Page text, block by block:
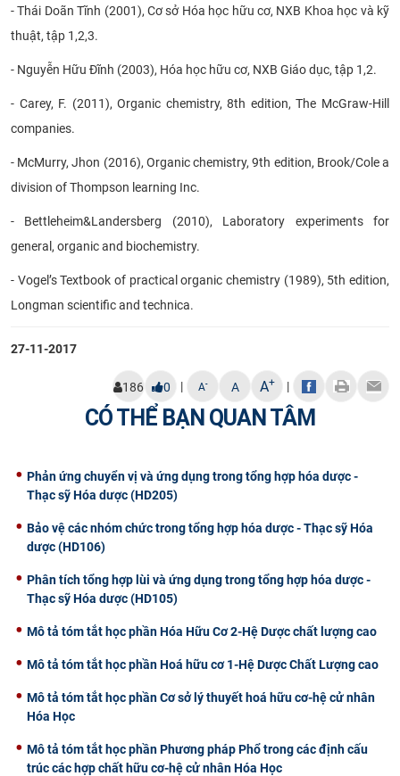
-Thái Doãn Tĩnh (2001), Cơ sở Hóa học hữu cơ, NXB Khoa học và kỹ
thuật, tập 1,2,3.
- Nguyễn Hữu Đĩnh (2003), Hóa học hữu cơ, NXB Giáo dục, tập 1,2.
- Carey, F. (2011), Organic chemistry, 8th edition, The McGraw-Hill
companies.
- McMurry, Jhon (2016), Organic chemistry, 9th edition, Brook/Cole a
division of Thompson learning Inc.
- Bettleheim&Landersberg (2010), Laboratory experiments for
general, organic and biochemistry.
- Vogel’s Textbook of practical organic chemistry (1989), 5th edition,
Longman scientific and technica.​
27-11-2017
186 0 | A- A A+ |
CÓ THỂ BẠN QUAN TÂM
Phản ứng chuyển vị và ứng dụng trong tổng hợp hóa dược -
Thạc sỹ Hóa dược (HD205)
Bảo vệ các nhóm chức trong tổng hợp hóa dược - Thạc sỹ Hóa
dược (HD106)
Phân tích tổng hợp lùi và ứng dụng trong tổng hợp hóa dược -
Thạc sỹ Hóa dược (HD105)
Mô tả tóm tắt học phần Hóa Hữu Cơ 2-Hệ Dược chất lượng cao
Mô tả tóm tắt học phần Hoá hữu cơ 1-Hệ Dược Chất Lượng cao
Mô tả tóm tắt học phần Cơ sở lý thuyết hoá hữu cơ-hệ cử nhân
Hóa Học
Mô tả tóm tắt học phần Phương pháp Phổ trong các định cấu
trúc các hợp chất hữu cơ-hệ cử nhân Hóa Học